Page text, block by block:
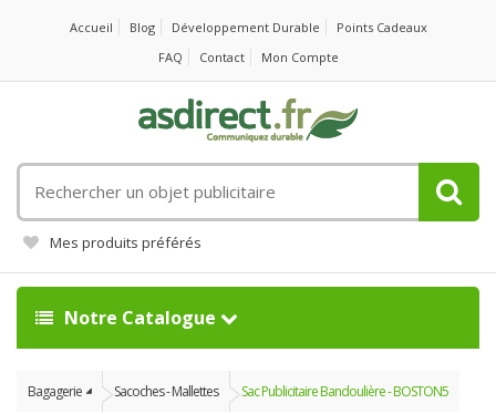
Accueil Blog Développement Durable
Points Cadeaux
FAQ
Contact Mon Compte
un
objet
publicitaire
Mes produits préférés
Notre Catalogue
Bagagerie Sacoches - Mallettes Sac Publicitaire Bandoulière - BOSTON5